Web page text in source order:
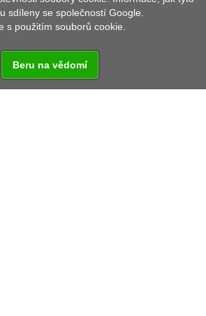
sdíleny se společností Google.
s použitím souborů cookie.
Beru na vědomí